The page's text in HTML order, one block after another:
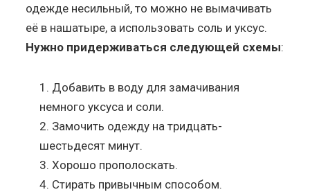
одежде несильный, то можно не вымачивать
её в нашатыре, а использовать соль и уксус.
Нужно придерживаться следующей схемы:
Добавить в воду для замачивания
немного уксуса и соли.
Замочить одежду на тридцать-
шестьдесят минут.
Хорошо прополоскать.
Стирать привычным способом.